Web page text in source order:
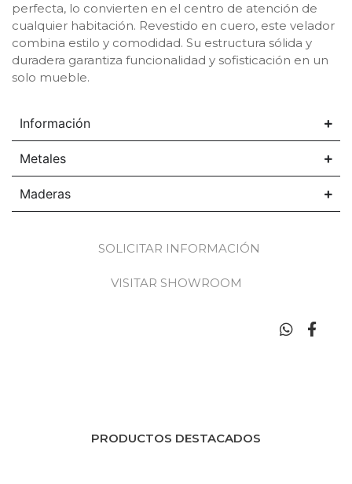
perfecta, lo convierten en el centro de atención de
cualquier habitación. Revestido en cuero, este velador
combina estilo y comodidad. Su estructura sólida y
duradera garantiza funcionalidad y sofisticación en un
solo mueble.
Información
Metales
Maderas
SOLICITAR INFORMACIÓN
VISITAR SHOWROOM
PRODUCTOS DESTACADOS